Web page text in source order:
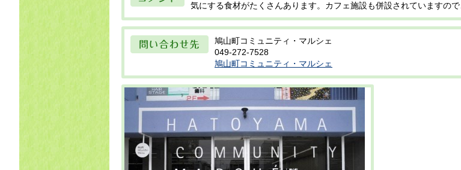
気にする食材がたくさんあります。カフェ施設も併設されていますの
問い合わせ先
鳩山町コミュニティ・マルシェ
049-272-7528
鳩山町コミュニティ・マルシェ